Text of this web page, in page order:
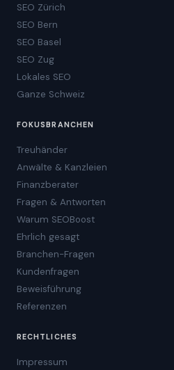
SEO Zürich
SEO Bern
SEO Basel
SEO Zug
Lokales SEO
Ganze Schweiz
FOKUSBRANCHEN
Treuhänder
Anwälte & Kanzleien
Finanzberater
Fragen & Antworten
Warum SEOBoost
Ehrlich gesagt
Branchen-Fragen
Kundenfragen
Beweisführung
Referenzen
RECHTLICHES
Impressum